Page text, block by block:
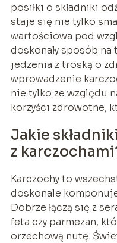
posiłki o składniki
staje się nie tylko
wartościowa pod
doskonały sposób na
jedzenia z troską o
wprowadzenie
nie tylko ze względu
korzyści zdrowotne,
Jakie
z
Karczochy to
doskonale
Dobrze łączą się z
feta czy parmezan,
orzechową nutę.